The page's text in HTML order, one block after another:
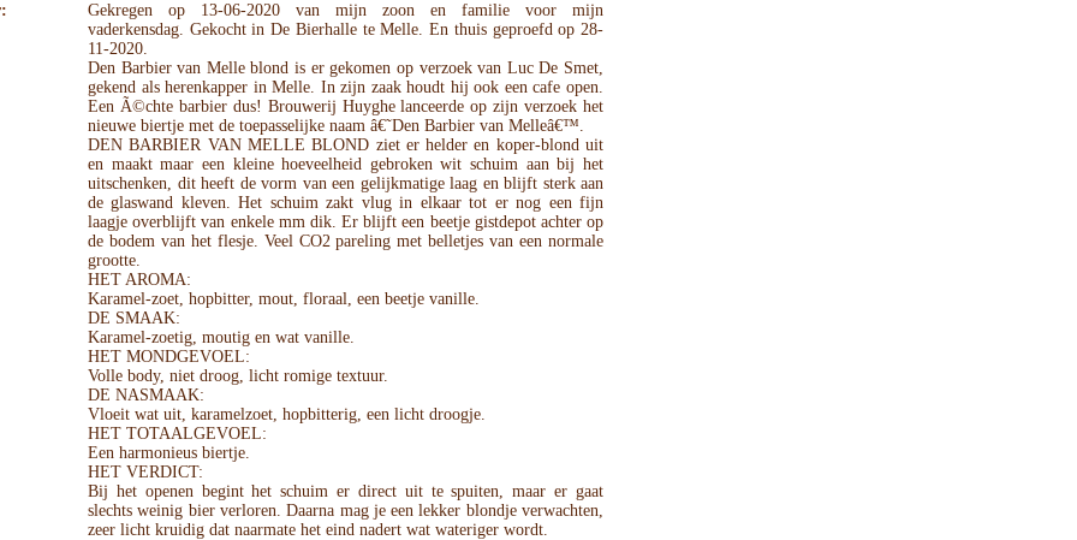
Gekregen op 13-06-2020 van mijn zoon en familie voor mijn
vaderkensdag. Gekocht in De Bierhalle te Melle. En thuis geproefd op 28-
11-2020.
Den Barbier van Melle blond is er gekomen op verzoek van Luc De Smet,
gekend als herenkapper in Melle. In zijn zaak houdt hij ook een cafe open.
Een Ã©chte barbier dus! Brouwerij Huyghe lanceerde op zijn verzoek het
nieuwe biertje met de toepasselijke naam â€˜Den Barbier van Melleâ€™.
DEN BARBIER VAN MELLE BLOND ziet er helder en koper-blond uit
en maakt maar een kleine hoeveelheid gebroken wit schuim aan bij het
uitschenken, dit heeft de vorm van een gelijkmatige laag en blijft sterk aan
de glaswand kleven. Het schuim zakt vlug in elkaar tot er nog een fijn
laagje overblijft van enkele mm dik. Er blijft een beetje gistdepot achter op
de bodem van het flesje. Veel CO2 pareling met belletjes van een normale
grootte.
HET AROMA:
Karamel-zoet, hopbitter, mout, floraal, een beetje vanille.
DE SMAAK:
Karamel-zoetig, moutig en wat vanille.
HET MONDGEVOEL:
Volle body, niet droog, licht romige textuur.
DE NASMAAK:
Vloeit wat uit, karamelzoet, hopbitterig, een licht droogje.
HET TOTAALGEVOEL:
Een harmonieus biertje.
HET VERDICT:
Bij het openen begint het schuim er direct uit te spuiten, maar er gaat
slechts weinig bier verloren. Daarna mag je een lekker blondje verwachten,
zeer licht kruidig dat naarmate het eind nadert wat wateriger wordt.